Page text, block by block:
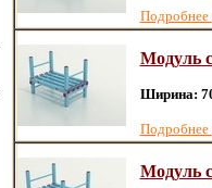
Подробнее
Модуль
Ширина:
Подробнее
Модуль